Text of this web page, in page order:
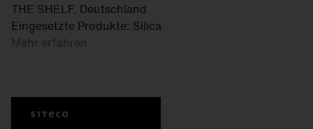
THE SHELF, Deutschland
Eingesetzte Produkte: Silica
Mehr erfahren